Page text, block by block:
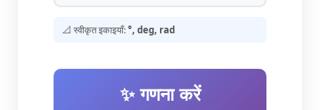
📐 स्वीकृत इकाइयाँ:°, deg, rad
✨ गणना करें